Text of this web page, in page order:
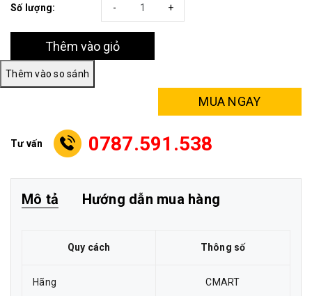
Số lượng: +
-
Thêm vào giỏ
MUA NGAY
Tư vấn 0787.591.538
Mô tả Hướng dẫn mua hàng
Quy cách Thông số
Hãng CMART